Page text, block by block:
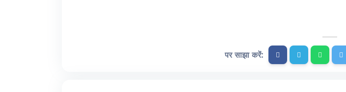
पर साझा करें: